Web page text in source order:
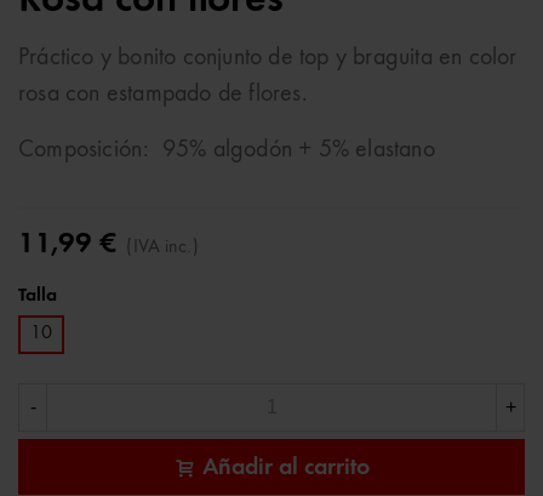
Práctico y bonito conjunto de top y braguita en color
rosa con estampado de flores.
Composición: 95% algodón + 5% elastano
11,99 € (IVA inc.)
Talla
10
- +
Añadir al carrito